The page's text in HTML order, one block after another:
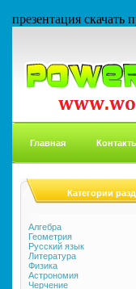
презентация
Главная
Категории
Алгебра
Геометрия
Русский язык
Литература
Физика
Астрономия
Черчение